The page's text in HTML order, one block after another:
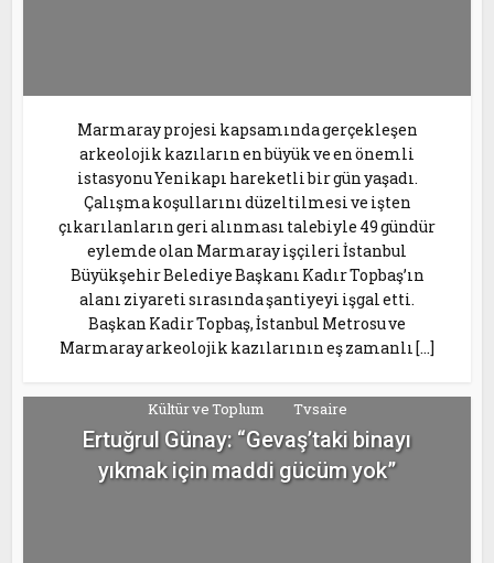
Marmaray projesi kapsamında gerçekleşen
arkeolojik kazıların en büyük ve en önemli
istasyonu Yenikapı hareketli bir gün yaşadı.
Çalışma koşullarını düzeltilmesi ve işten
çıkarılanların geri alınması talebiyle 49 gündür
eylemde olan Marmaray işçileri İstanbul
Büyükşehir Belediye Başkanı Kadır Topbaş’ın
alanı ziyareti sırasında şantiyeyi işgal etti.
Başkan Kadir Topbaş, İstanbul Metrosu ve
Marmaray arkeolojik kazılarının eş zamanlı […]
Kültür ve Toplum Tvsaire
Ertuğrul Günay: “Gevaş’taki binayı
yıkmak için maddi gücüm yok”